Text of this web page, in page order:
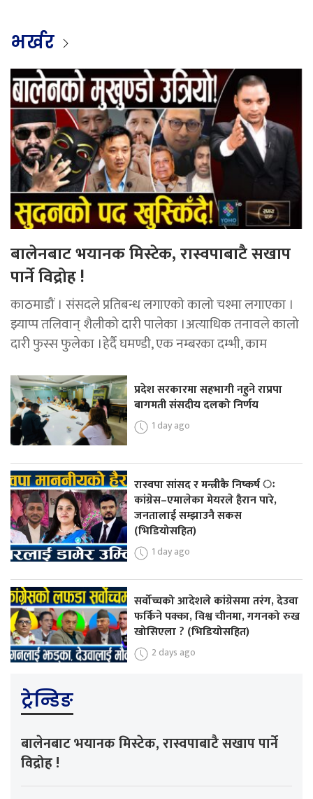
भर्खर
बालेनबाट भयानक मिस्टेक, रास्वपाबाटै सखाप
पार्ने विद्रोह !
काठमाडौं । संसदले प्रतिबन्ध लगाएको कालो चश्मा लगाएका ।
झ्याप्प तलिवान् शैलीको दारी पालेका ।अत्याधिक तनावले कालो
दारी फुस्स फुलेका ।हेर्दै घमण्डी, एक नम्बरका दम्भी, काम
प्रदेश सरकारमा सहभागी नहुने राप्रपा
बागमती संसदीय दलको निर्णय
1 day ago
रास्वपा सांसद र मन्त्रीकै निष्कर्ष ः
कांग्रेस–एमालेका मेयरले हैरान पारे,
जनतालाई सम्झाउनै सकस
(भिडियोसहित)
1 day ago
सर्वोच्चको आदेशले कांग्रेसमा तरंग, देउवा
फर्किने पक्का, विश्व चीनमा, गगनको रुख
खोसिएला ? (भिडियोसहित)
2 days ago
ट्रेन्डिङ
बालेनबाट भयानक मिस्टेक, रास्वपाबाटै सखाप पार्ने
विद्रोह !